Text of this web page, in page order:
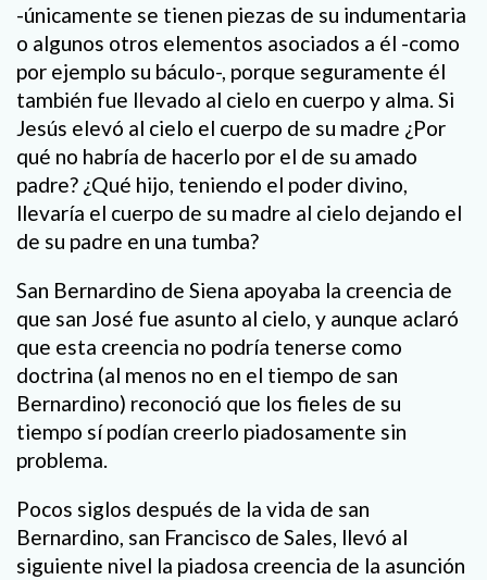
-únicamente se tienen piezas de su indumentaria
o algunos otros elementos asociados a él -como
por ejemplo su báculo-, porque seguramente él
también fue llevado al cielo en cuerpo y alma. Si
Jesús elevó al cielo el cuerpo de su madre ¿Por
qué no habría de hacerlo por el de su amado
padre? ¿Qué hijo, teniendo el poder divino,
llevaría el cuerpo de su madre al cielo dejando el
de su padre en una tumba?
San Bernardino de Siena apoyaba la creencia de
que san José fue asunto al cielo, y aunque aclaró
que esta creencia no podría tenerse como
doctrina (al menos no en el tiempo de san
Bernardino) reconoció que los fieles de su
tiempo sí podían creerlo piadosamente sin
problema.
Pocos siglos después de la vida de san
Bernardino, san Francisco de Sales, llevó al
siguiente nivel la piadosa creencia de la asunción